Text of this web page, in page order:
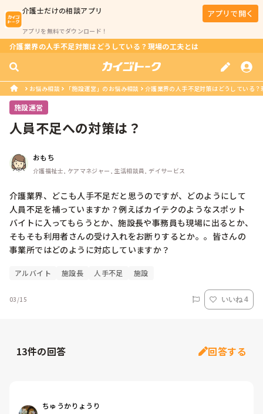
介護士だけの相談アプリ
アプリを無料でダウンロード！
アプリで開く
介護業界の人手不足対策はどうしている？現場の工夫とは
お悩み相談 「施設運営」のお悩み相談 介護業界の人手不足対策はどうしている
施設運営
人員不足への対策は？
おもち
介護福祉士, ケアマネジャー, 生活相談員, デイサービス
介護業界、どこも人手不足だと思うのですが、どのようにして
人員不足を補っていますか？例えばカイテクのようなスポット
バイトに入ってもらうとか、施設長や事務員も現場に出るとか、
そもそも利用者さんの受け入れをお断りするとか。。皆さんの
事業所ではどのように対応していますか？
アルバイト 施設長 人手不足 施設
03/15 いいね 4
13件の回答 回答する
ちゅうかりょうり